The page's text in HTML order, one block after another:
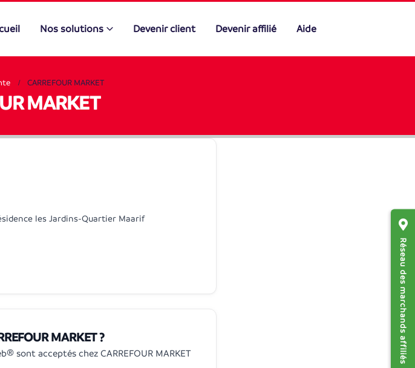
Réseau des marchands affiliés
Nos solutions Devenir client Devenir affilié Aide
CARREFOUR MARKET
MARKET
les Jardins-Quartier Maarif
MARKET ?
sont acceptés chez CARREFOUR MARKET